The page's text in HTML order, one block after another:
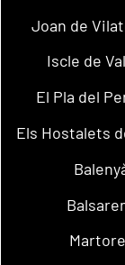
Joan de
Iscle de
El Pla del
Els Hostalets